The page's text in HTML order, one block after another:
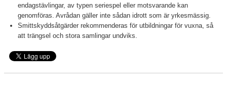
endagstävlingar, av typen seriespel eller motsvarande kan
genomföras. Avrådan gäller inte sådan idrott som är yrkesmässig.
Smittskyddsåtgärder rekommenderas för utbildningar för vuxna, så
att trängsel och stora samlingar undviks.